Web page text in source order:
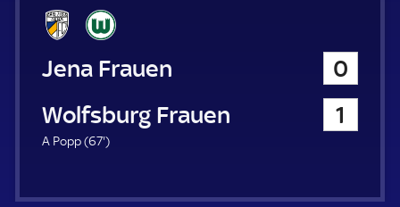
Carl Zeiss Jena Frauen
0
VfL Wolfsburg Frauen
1
A Popp (67'6
)